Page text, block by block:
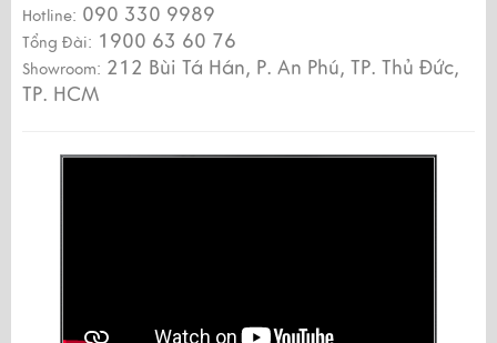
Hotline: 090 330 9989
Tổng Đài: 1900 63 60 76
Showroom: 212 Bùi Tá Hán, P. An Phú, TP. Thủ Đức,
TP. HCM